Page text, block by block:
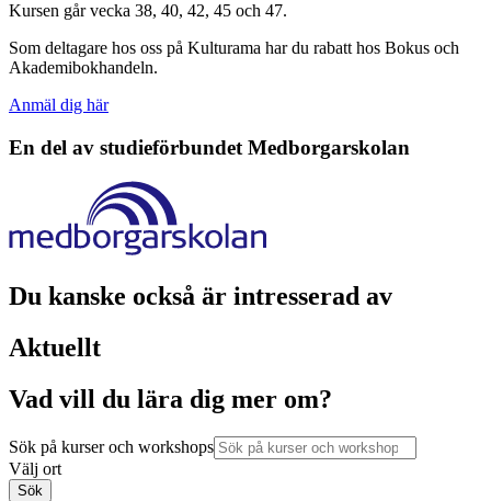
Kursen går vecka 38, 40, 42, 45 och 47.
Som deltagare hos oss på Kulturama har du rabatt hos Bokus och
Akademibokhandeln.
Anmäl dig här
En del av studieförbundet Medborgarskolan
Du kanske också är intresserad av
Aktuellt
Vad vill du lära dig mer om?
Sök på kurser och workshops
Välj ort
Sök